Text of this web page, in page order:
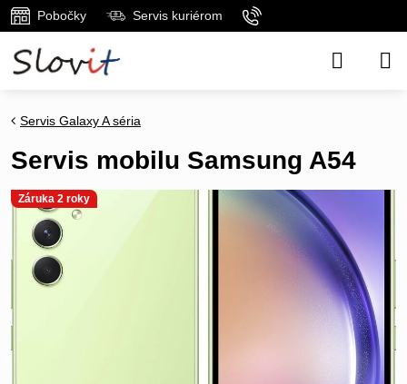
Pobočky Servis kuriérom
Záruka 2 roky
Servis Galaxy A séria
Servis mobilu Samsung A54